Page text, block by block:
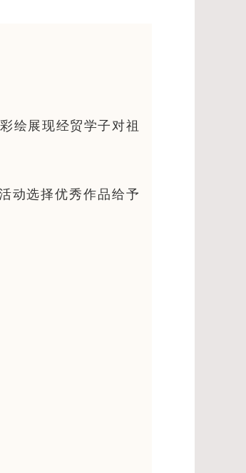
绘展现经贸学子对祖
动选择优秀作品给予